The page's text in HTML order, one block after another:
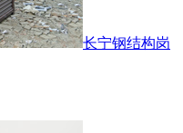
长宁钢结构岗